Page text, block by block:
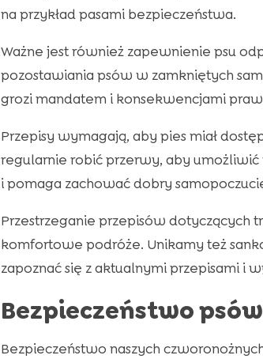
na przykład pasami bezpieczeństwa.
Ważne jest również zapewnienie psu
pozostawiania psów w zamkniętych
grozi mandatem i konsekwencjami
Przepisy wymagają, aby pies miał
regularnie robić przerwy, aby umożliwić
i pomaga zachować dobry
Przestrzeganie przepisów dotyczących
komfortowe podróże. Unikamy też
zapoznać się z aktualnymi przepisami i
Bezpieczeństwo
Bezpieczeństwo naszych